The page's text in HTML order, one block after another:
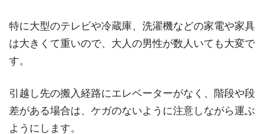
特に大型のテレビや冷蔵庫、洗濯機などの家電や家具
は大きくて重いので、大人の男性が数人いても大変で
す。
引越し先の搬入経路にエレベーターがなく、階段や段
差がある場合は、ケガのないように注意しながら運ぶ
ようにします。